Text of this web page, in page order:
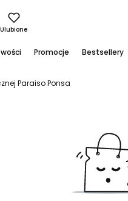
Ulubione
Promocje Bestsellery
Paraiso Ponsa